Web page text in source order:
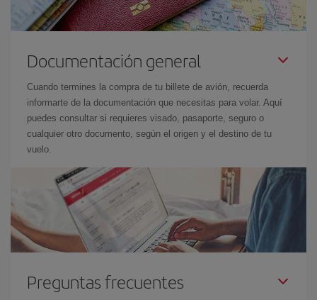
Documentación general
Cuando termines la compra de tu billete de avión, recuerda
informarte de la documentación que necesitas para volar. Aquí
puedes consultar si requieres visado, pasaporte, seguro o
cualquier otro documento, según el origen y el destino de tu
vuelo.
Preguntas frecuentes